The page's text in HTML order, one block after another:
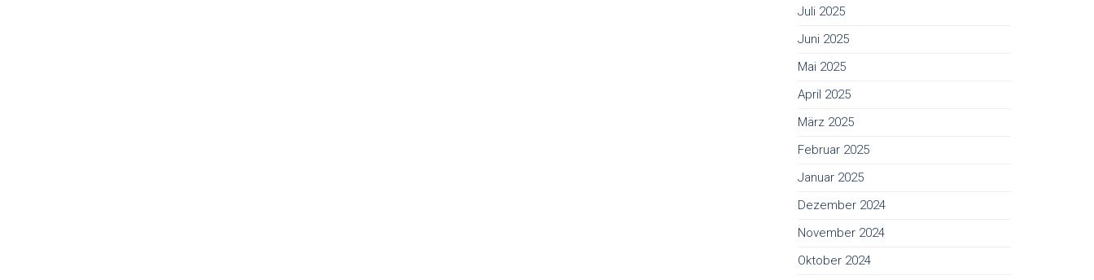
Juli 2025
Juni 2025
Mai 2025
April 2025
März 2025
Februar 2025
Januar 2025
Dezember 2024
November 2024
Oktober 2024